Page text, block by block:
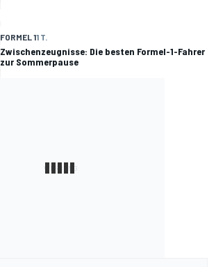
FORMEL 11 T.
Zwischenzeugnisse: Die besten Formel-1-Fahrer
zur Sommerpause